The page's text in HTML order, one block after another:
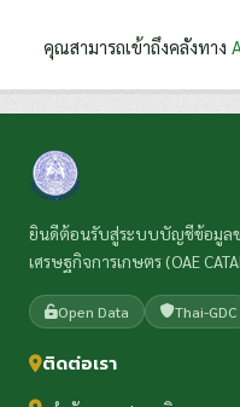
คุณสามารถเข้าถึงคลังทาง
ยินดีต้อนรับสู่ระบบบัญชีข้อมูล
เศรษฐกิจการเกษตร (OAE
Open Data Thai-GDC
ติดต่อเรา